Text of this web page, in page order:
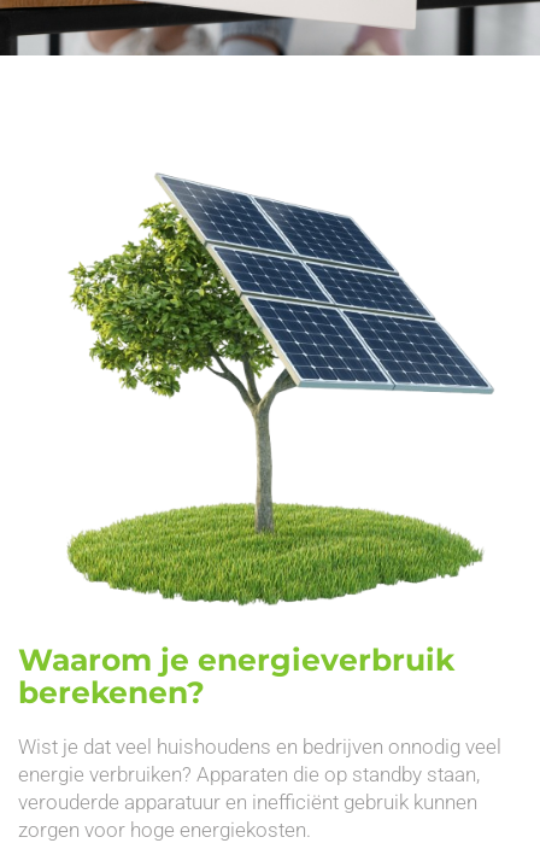
Waarom je energieverbruik
berekenen?
Wist je dat veel huishoudens en bedrijven onnodig veel
energie verbruiken? Apparaten die op standby staan,
verouderde apparatuur en inefficiënt gebruik kunnen
zorgen voor hoge energiekosten.